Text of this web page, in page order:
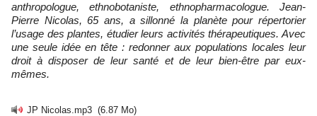
anthropologue, ethnobotaniste, ethnopharmacologue. Jean-
Pierre Nicolas, 65 ans, a sillonné la planète pour répertorier
l’usage des plantes, étudier leurs activités thérapeutiques. Avec
une seule idée en tête : redonner aux populations locales leur
droit à disposer de leur santé et de leur bien-être par eux-
mêmes.
JP Nicolas.mp3 (6.87 Mo)